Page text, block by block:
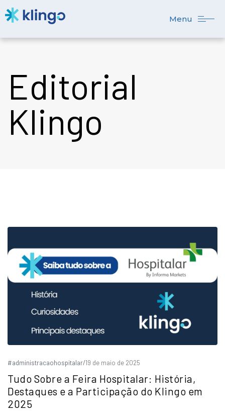
Menu
Editorial
Klingo
#administracaohospitalar/19 de maio de 2025
Tudo Sobre a Feira Hospitalar: História,
Destaques e a Participação do Klingo em
2025